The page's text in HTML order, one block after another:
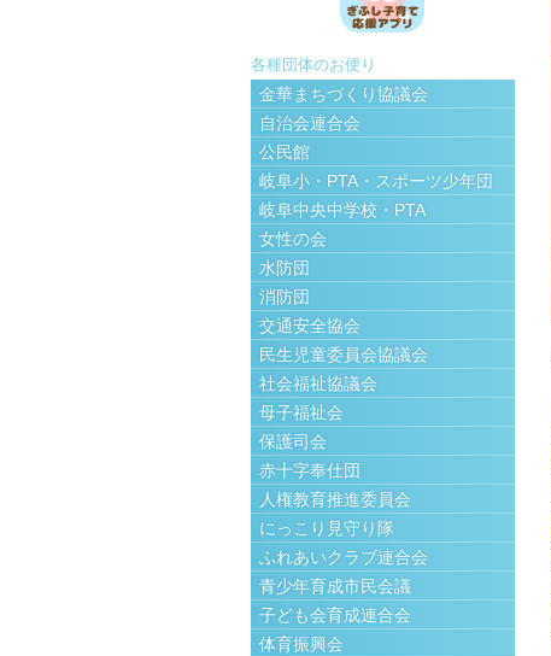
各種団体のお便り
金華まちづくり協議会
自治会連合会
公民館
岐阜小・PTA・スポーツ少年団
岐阜中央中学校・PTA
女性の会
水防団
消防団
交通安全協会
民生児童委員会協議会
社会福祉協議会
母子福祉会
保護司会
赤十字奉仕団
人権教育推進委員会
にっこり見守り隊
ふれあいクラブ連合会
青少年育成市民会議
子ども会育成連合会
体育振興会